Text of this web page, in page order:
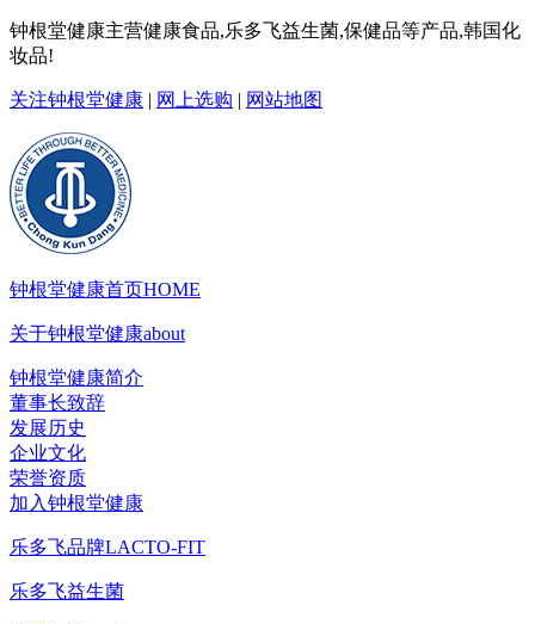
钟根堂健康主营健康食品,乐多飞益生菌,保健品等产品,韩国化
妆品!
关注钟根堂健康 | 网上选购 | 网站地图
钟根堂健康首页HOME
关于钟根堂健康about
钟根堂健康简介
董事长致辞
发展历史
企业文化
荣誉资质
加入钟根堂健康
乐多飞品牌LACTO-FIT
乐多飞益生菌